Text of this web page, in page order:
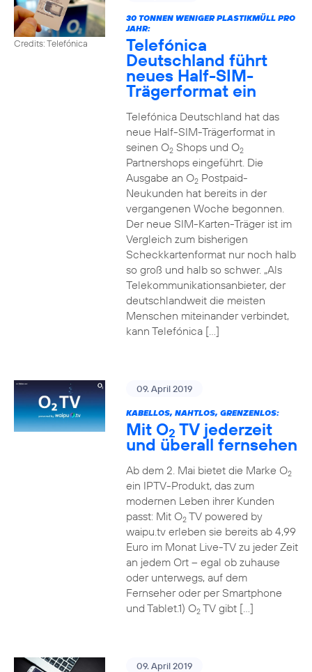
Credits: Telefónica
30 TONNEN WENIGER PLASTIKMÜLL PRO
JAHR:
Telefónica
Deutschland führt
neues Half-SIM-
Trägerformat ein
Telefónica Deutschland hat das
neue Half-SIM-Trägerformat in
seinen O2Shops und O2
Partnershops eingeführt. Die
Ausgabe an O2Postpaid-
Neukunden hat bereits in der
vergangenen Woche begonnen.
Der neue SIM-Karten-Träger ist im
Vergleich zum bisherigen
Scheckkartenformat nur noch halb
so groß und halb so schwer. „Als
Telekommunikationsanbieter, der
deutschlandweit die meisten
Menschen miteinander verbindet,
kann Telefónica […]
09. April 2019
KABELLOS, NAHTLOS, GRENZENLOS:
Mit O2 TV jederzeit
und überall fernsehen
Ab dem 2. Mai bietet die Marke O2
ein IPTV-Produkt, das zum
modernen Leben ihrer Kunden
passt: Mit O2TV powered by
waipu.tv erleben sie bereits ab 4,99
Euro im Monat Live-TV zu jeder Zeit
an jedem Ort – egal ob zuhause
oder unterwegs, auf dem
Fernseher oder per Smartphone
und Tablet.1) O2TV gibt […]
09. April 2019